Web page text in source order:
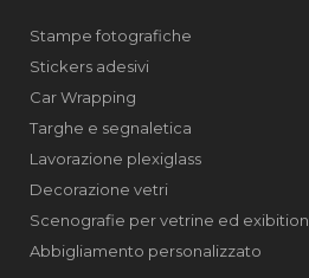
Stampe fotografiche
Stickers adesivi
Car Wrapping
Targhe e segnaletica
Lavorazione plexiglass
Decorazione vetri
Scenografie per vetrine ed exibition
Abbigliamento personalizzato